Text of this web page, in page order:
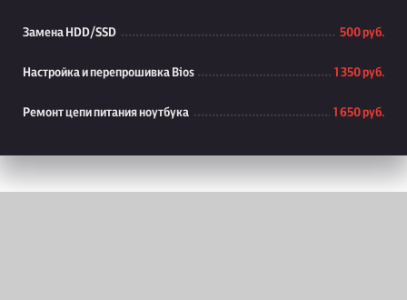
Замена HDD/SSD 500 руб.
Настройка и перепрошивка Bios 1 350 руб.
Ремонт цепи питания ноутбука 1 650 руб.